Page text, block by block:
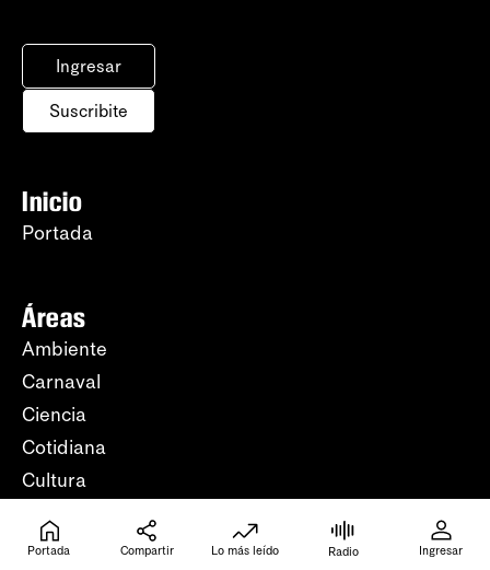
Ingresar
Suscribite
Inicio
Portada
Áreas
Ambiente
Carnaval
Ciencia
Cotidiana
Cultura
Deporte
Economía
Portada Compartir Lo más leído Radio Ingresar